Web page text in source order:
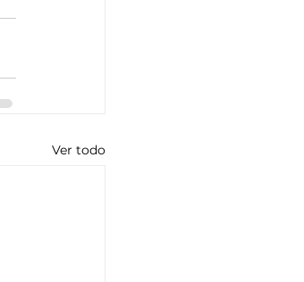
Ver todo